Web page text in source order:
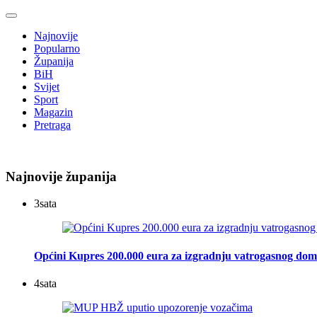
Najnovije
Popularno
Županija
BiH
Svijet
Sport
Magazin
Pretraga
Najnovije županija
3sata
Općini Kupres 200.000 eura za izgradnju vatrogasnog
4sata